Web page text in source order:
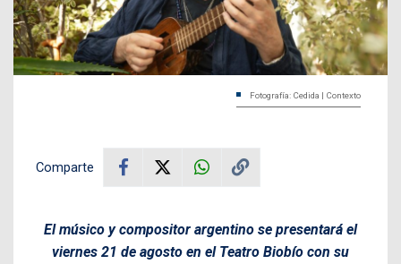
Fotografía: Cedida | Contexto
Comparte
El músico y compositor argentino se presentará el
viernes 21 de agosto en el Teatro Biobío con su